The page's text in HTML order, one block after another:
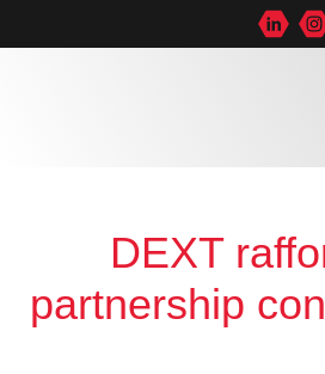
DEXT
partnership